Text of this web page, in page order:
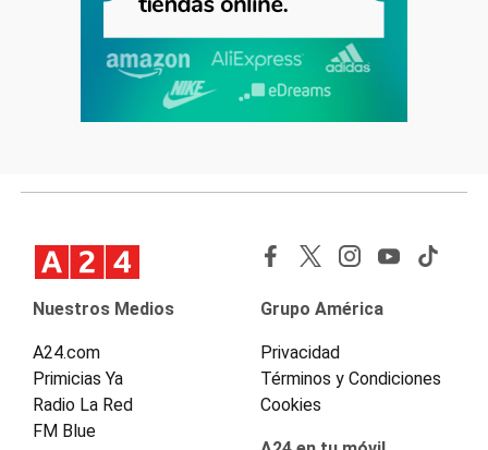
Nuestros Medios
A24.com
Primicias Ya
Radio La Red
FM Blue
Grupo América
Privacidad
Términos y Condiciones
Cookies